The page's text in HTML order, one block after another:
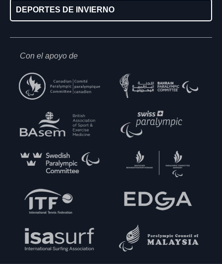
DEPORTES DE INVIERNO
Con el apoyo de